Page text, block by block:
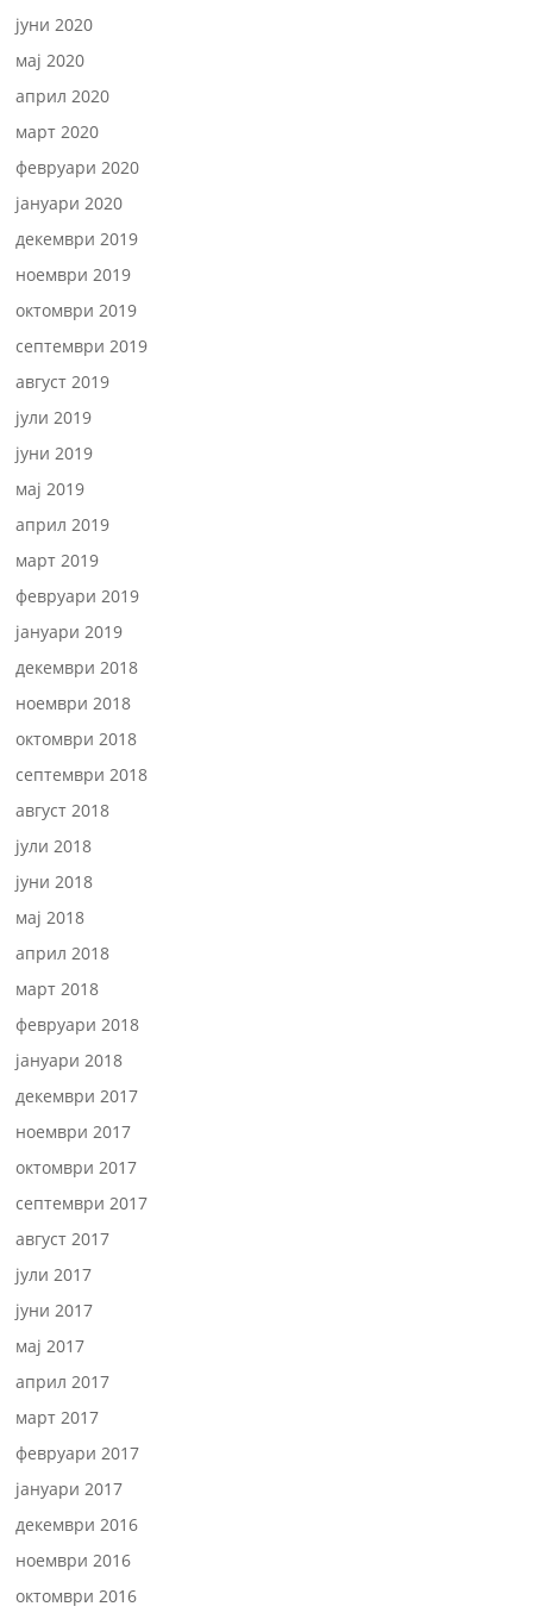
јуни 2020
мај 2020
април 2020
март 2020
февруари 2020
јануари 2020
декември 2019
ноември 2019
октомври 2019
септември 2019
август 2019
јули 2019
јуни 2019
мај 2019
април 2019
март 2019
февруари 2019
јануари 2019
декември 2018
ноември 2018
октомври 2018
септември 2018
август 2018
јули 2018
јуни 2018
мај 2018
април 2018
март 2018
февруари 2018
јануари 2018
декември 2017
ноември 2017
октомври 2017
септември 2017
август 2017
јули 2017
јуни 2017
мај 2017
април 2017
март 2017
февруари 2017
јануари 2017
декември 2016
ноември 2016
октомври 2016